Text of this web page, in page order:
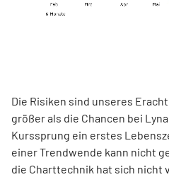
Die Risiken sind unseres
größer als die Chancen bei
Kurssprung ein erstes
einer Trendwende kann nicht
die Charttechnik hat sich nicht